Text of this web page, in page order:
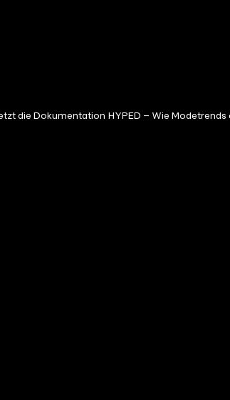
die Dokumentation HYPED – Wie Modetrends